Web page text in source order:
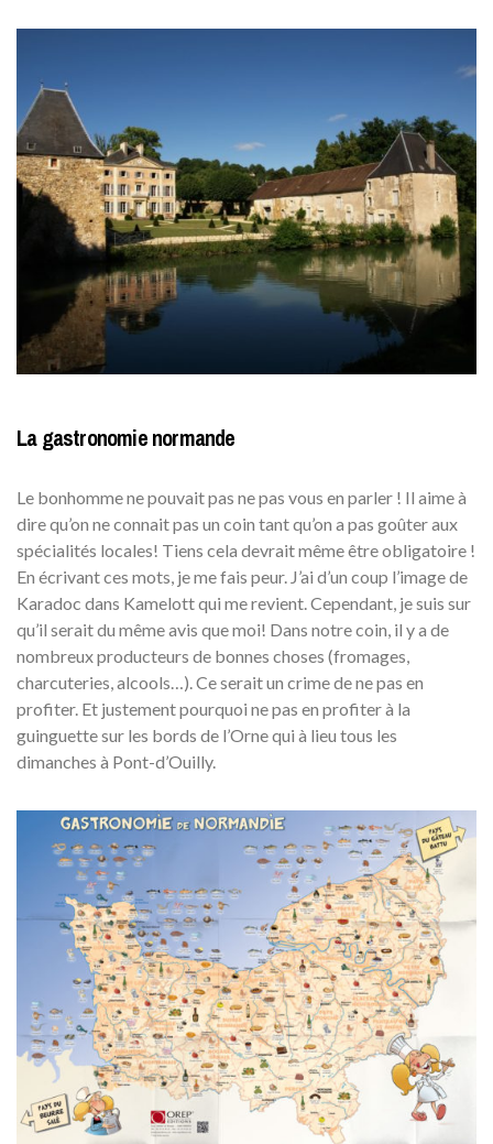
La gastronomie normande
Le bonhomme ne pouvait pas ne pas vous en parler ! Il aime à
dire qu’on ne connait pas un coin tant qu’on a pas goûter aux
spécialités locales! Tiens cela devrait même être obligatoire !
En écrivant ces mots, je me fais peur. J’ai d’un coup l’image de
Karadoc dans Kamelott qui me revient. Cependant, je suis sur
qu’il serait du même avis que moi! Dans notre coin, il y a de
nombreux producteurs de bonnes choses (fromages,
charcuteries, alcools…). Ce serait un crime de ne pas en
profiter. Et justement pourquoi ne pas en profiter à la
guinguette sur les bords de l’Orne qui à lieu tous les
dimanches à Pont-d’Ouilly.